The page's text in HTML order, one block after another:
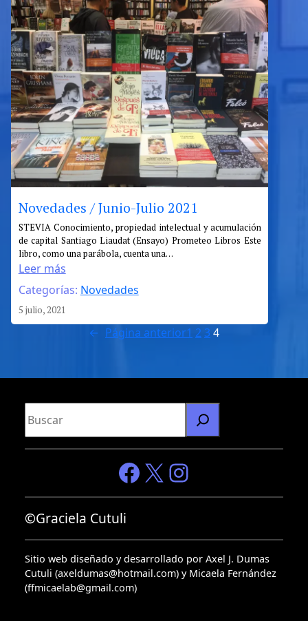
Buenos
Aires
Novedades / Junio-Julio 2021
STEVIA Conocimiento, propiedad intelectual y acumulación
de capital Santiago Liaudat (Ensayo) Prometeo Libros Este
libro, como una parábola, cuenta una…
Leer más
:
Novedades
/
Junio-
Julio
2021
Categorías: Novedades
5 julio, 2021
← Página anterior1 2 3 4
u
r
Facebook X Instagram
©Graciela Cutuli
Sitio web diseñado y desarrollado por Axel J. Dumas
Cutuli (axeldumas@hotmail.com) y Micaela Fernández
(ffmicaelab@gmail.com)